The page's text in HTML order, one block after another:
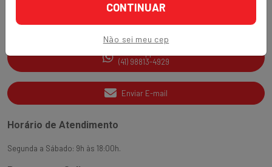
CONTINUAR
Não sei meu cep
SAC
(41) 3538-2177
(41) 98813-4929
Enviar E-mail
Horário de Atendimento
Segunda a Sábado: 9h às 18:00h.